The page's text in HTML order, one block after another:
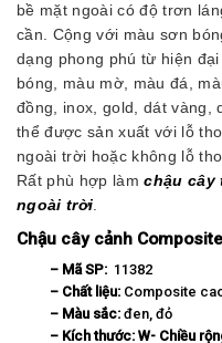
bề mặt ngoài có độ trơn
cần. Cộng với màu sơn
dạng phong phú từ hiện
bóng, màu mờ, màu đá,
đồng, inox, gold, dát vàng,
thể được sản xuất với lỗ
ngoài trời hoặc không lỗ
Rất phù hợp làmchậu cây
ngoài trời
Chậu cây cảnh
– Mã SP: 11382
– Chất liệu: Composite
– Màu sắc: đen, đỏ
– Kích thước: W- Chiều